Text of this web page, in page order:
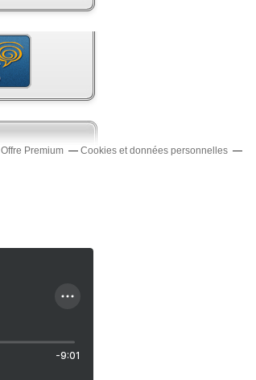
Offre Premium
Cookies et données personnelles
-9:01